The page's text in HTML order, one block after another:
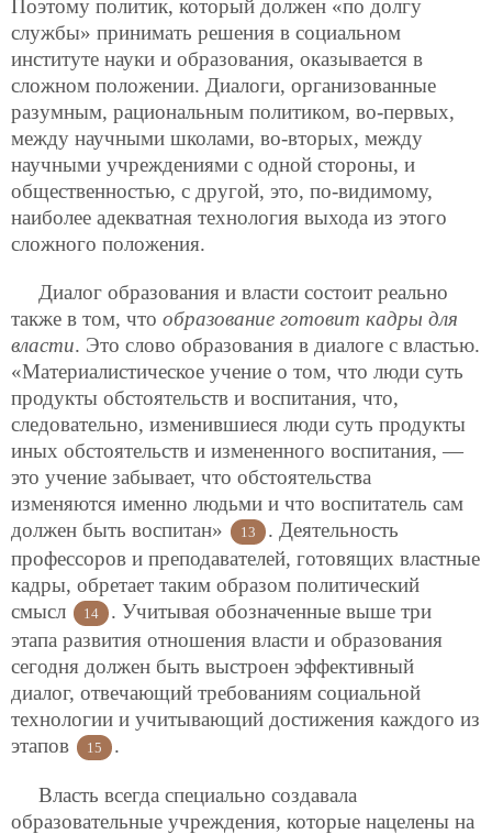
Поэтому политик, который должен «по долгу
службы» принимать решения в социальном
институте науки и образования, оказывается в
сложном положении. Диалоги, организованные
разумным, рациональным политиком, во-первых,
между научными школами, во-вторых, между
научными учреждениями с одной стороны, и
общественностью, с другой, это, по-видимому,
наиболее адекватная технология выхода из этого
сложного положения.
Диалог образования и власти состоит реально
также в том, что образование готовит кадры для
власти. Это слово образования в диалоге с властью.
«Материалистическое учение о том, что люди суть
продукты обстоятельств и воспитания, что,
следовательно, изменившиеся люди суть продукты
иных обстоятельств и измененного воспитания, —
это учение забывает, что обстоятельства
изменяются именно людьми и что воспитатель сам
должен быть воспитан»
13
. Деятельность
профессоров и преподавателей, готовящих властные
кадры, обретает таким образом политический
смысл
14
. Учитывая обозначенные выше три
этапа развития отношения власти и образования
сегодня должен быть выстроен эффективный
диалог, отвечающий требованиям социальной
технологии и учитывающий достижения каждого из
этапов
15 .
Власть всегда специально создавала
образовательные учреждения, которые нацелены на